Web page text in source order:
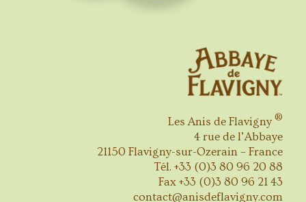
Les Anis de Flavigny ®
4 rue de l’Abbaye
21150 Flavigny-sur-Ozerain – France
Tél. +33 (0)3 80 96 20 88
Fax +33 (0)3 80 96 21 43
contact@anisdeflavigny.com